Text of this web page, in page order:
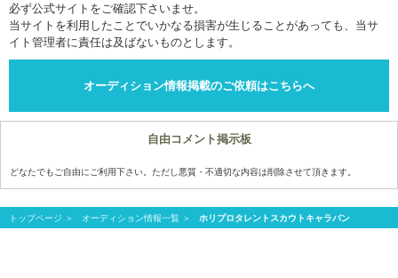
必ず公式サイトをご確認下さいませ。
当サイトを利用したことでいかなる損害が生じることがあっても、当サ
イト管理者に責任は及ばないものとします。
オーディション情報掲載のご依頼はこちらへ
自由コメント掲示板
どなたでもご自由にご利用下さい。ただし悪質・不適切な内容は削除させて頂きます。
トップページ オーディション情報一覧 ホリプロタレントスカウトキャラバン